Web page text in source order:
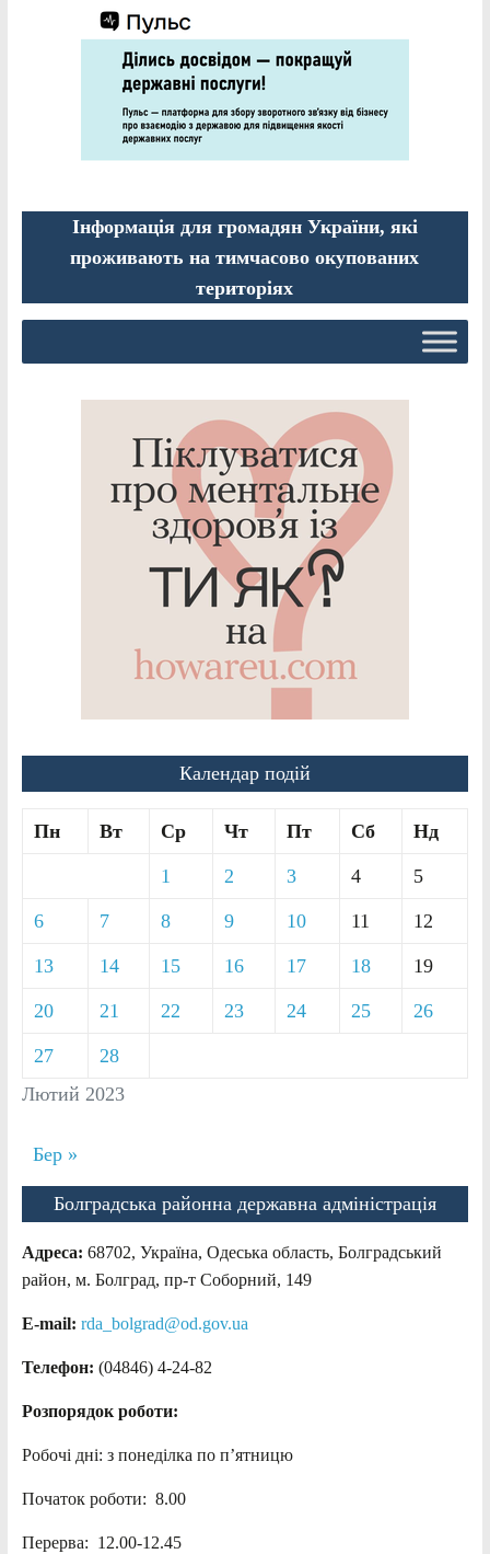
Інформація для громадян України, які
проживають на тимчасово окупованих
територіях
Календар подій
Лютий 2023
Пн Вт Ср Чт Пт Сб Нд
1 2 3 4 5
6 7 8 9 10 11 12
13 14 15 16 17 18 19
20 21 22 23 24 25 26
27 28
Бер »
Болградська районна державна адміністрація
Адреса: 68702, Україна, Одеська область, Болградський
район, м. Болград, пр-т Соборний, 149
E-mail: rda_bolgrad@od.gov.ua
Телефон: (04846) 4-24-82
Розпорядок роботи:
Робочі дні: з понеділка по п’ятницю
Початок роботи: 8.00
Перерва: 12.00-12.45